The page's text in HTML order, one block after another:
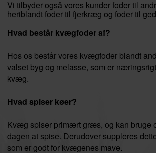
Vi tilbyder også vores kunder foder til
heriblandtfoder til fjerkræg og foder til
Hvad består kvægfoder af?
Hos os består vores kvægfoder blandt
valset byg og melasse, som er
kvæg.
Hvad spiser køer?
Kvæg spiser primært græs, og kan bruge
dagen at spise. Derudover suppleres
som er godt for kvægenes mave.